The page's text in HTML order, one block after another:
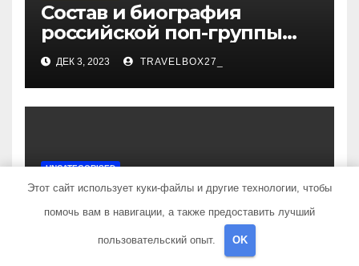
Состав и биография
российской поп-группы
«Иванушки интернешнл»
— история успеха, музыка
и судьбы участников
ДЕК 3, 2023 TRAVELBOX27_
UNCATEGORISED
Политов Владимир —
узнайте все о его
биографии, возрасте и
впечатляющих
ДЕК 3, 2023 TRAVELBOX27_
Этот сайт использует куки-файлы и другие технологии, чтобы
помочь вам в навигации, а также предоставить лучший
пользовательский опыт. OK